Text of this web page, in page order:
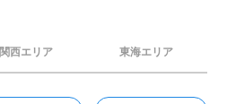
関西エリア 東海エリア